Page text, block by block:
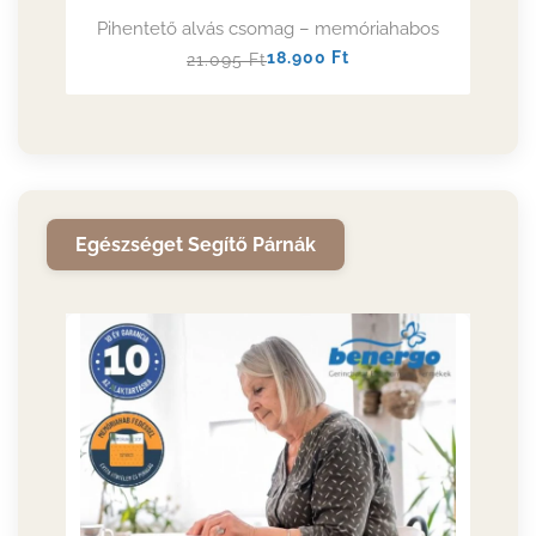
Pihentető alvás csomag – memóriahabos
Normál
21.095Ft
Akciós
18.900 Ft
Egészséget Segítő Párnák